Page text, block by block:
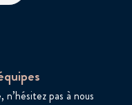
pas à nous